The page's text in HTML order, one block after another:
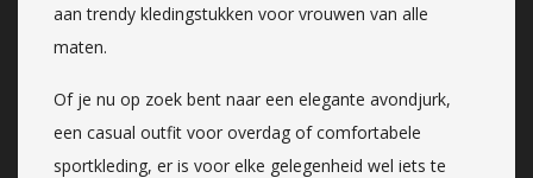
aan trendy kledingstukken voor vrouwen van alle
maten.
Of je nu op zoek bent naar een elegante avondjurk,
een casual outfit voor overdag of comfortabele
sportkleding, er is voor elke gelegenheid wel iets te